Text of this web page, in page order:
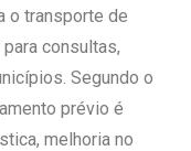
o transporte de
consultas,
Segundo o
prévio é
melhoria no